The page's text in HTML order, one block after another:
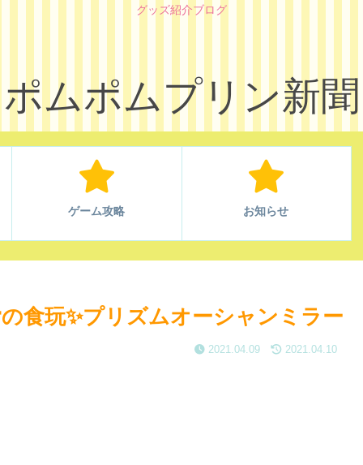
グッズ紹介ブログ
ポムポムプリン新聞
ゲーム攻略 お知らせ
食玩✨プリズムオーシャンミラー
2021.04.09 2021.04.10